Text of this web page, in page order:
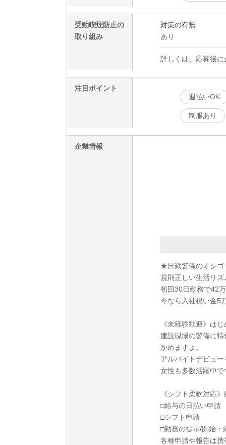
受動喫煙防止の
取り組み
対策の有無
あり
詳しくは、応募後
注目ポイント
週払いOK
制服あり
企業情報
★日勤警備のオシ
規則正しい生活リ
初回30日勤務で42
今なら入社祝い金5
《未経験歓迎》は
建設現場の警備に
かめますよ。
アルバイトデビュ
女性も多数活躍中で
《シフト柔軟対応
□給与の日払い申請
□シフト申請
□勤務の提示/開始・
各種申請や報告は